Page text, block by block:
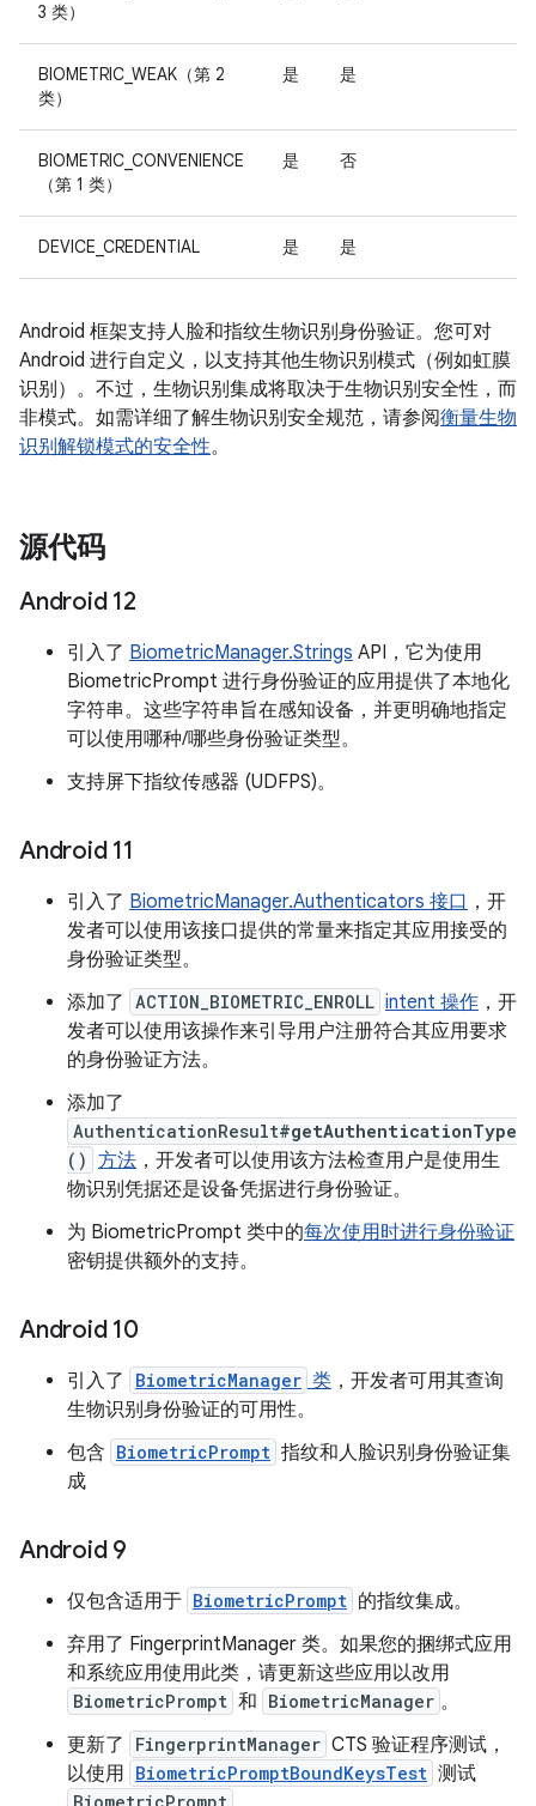
3 类）
BIOMETRIC_WEAK（第 2
类）
是 是
BIOMETRIC_CONVENIENCE
（第 1 类）
是 否
DEVICE_CREDENTIAL 是 是
Android 框架支持人脸和指纹生物识别身份验证。您可对
Android 进行自定义，以支持其他生物识别模式（例如虹膜
识别）。不过，生物识别集成将取决于生物识别安全性，而
非模式。如需详细了解生物识别安全规范，请参阅衡量生物
识别解锁模式的安全性。
源代码
Android 12
引入了 BiometricManager.Strings API，它为使用
BiometricPrompt 进行身份验证的应用提供了本地化
字符串。这些字符串旨在感知设备，并更明确地指定
可以使用哪种/哪些身份验证类型。
支持屏下指纹传感器 (UDFPS)。
Android 11
引入了 BiometricManager.Authenticators 接口 ，开
发者可以使用该接口提供的常量来指定其应用接受的
身份验证类型。
添加了 ACTION_BIOMETRIC_ENROLL intent 操作 ，开
发者可以使用该操作来引导用户注册符合其应用要求
的身份验证方法。
添加了
AuthenticationResult#getAuthenticationType
() 方法 ，开发者可以使用该方法检查用户是使用生
物识别凭据还是设备凭据进行身份验证。
为 BiometricPrompt 类中的每次使用时进行身份验证
密钥提供额外的支持。
Android 10
引入了 BiometricManager 类 ，开发者可用其查询
生物识别身份验证的可用性。
包含 BiometricPrompt 指纹和人脸识别身份验证集
成
Android 9
仅包含适用于 BiometricPrompt 的指纹集成。
弃用了 FingerprintManager 类。如果您的捆绑式应用
和系统应用使用此类，请更新这些应用以改用
BiometricPrompt 和 BiometricManager 。
更新了
FingerprintManager CTS 验证程序测试，
以使用 BiometricPromptBoundKeysTest 测试